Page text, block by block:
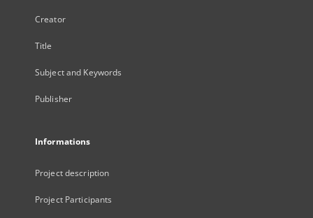
Creator
Title
Subject and Keywords
Publisher
Informations
Project description
Project Participants